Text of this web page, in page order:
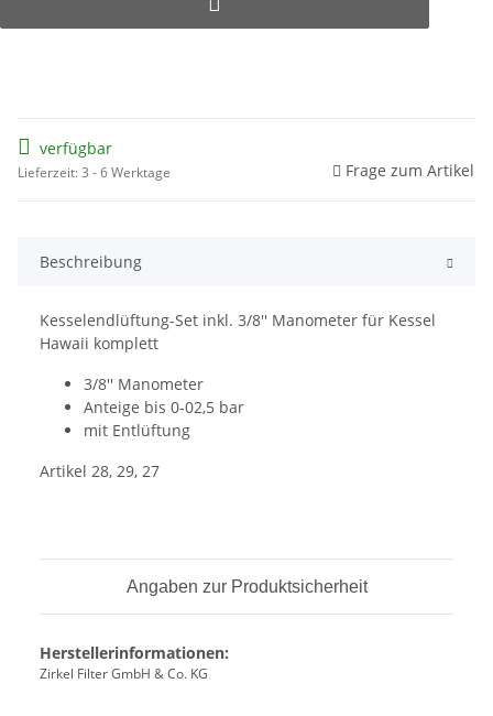
verfügbar
Lieferzeit: 3 - 6 Werktage Frage zum Artikel
Beschreibung
Kesselendlüftung-Set inkl. 3/8'' Manometer für Kessel
Hawaii komplett
3/8'' Manometer
Anteige bis 0-02,5 bar
mit Entlüftung
Artikel 28, 29, 27
Angaben zur Produktsicherheit
Herstellerinformationen:
Zirkel Filter GmbH & Co. KG